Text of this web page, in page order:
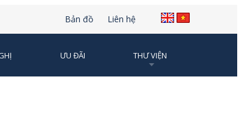
Bản đồ Liên hệ
ƯU ĐÃI THƯ VIỆN